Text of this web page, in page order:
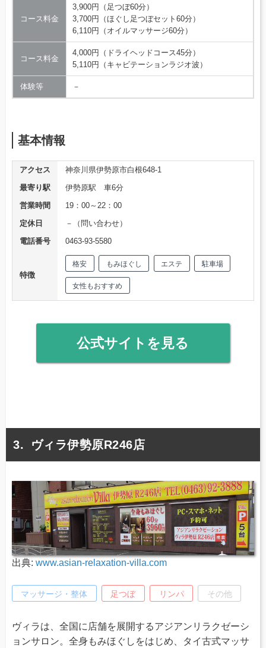
コース料金
3,900円（足つぼ60分）
3,700円（ほぐし足つぼセット60分）
6,110円（オイルマッサージ60分）
コース料金
4,000円（ドライヘッドコース45分）
5,110円（キャビテーションラジオ波）
体験等 －
基本情報
アクセス
神奈川県伊勢原市白根648-1
最寄り駅
伊勢原駅 車6分
営業時間
19：00～22：00
定休日
－（問い合わせ）
電話番号
0463-93-5580
特徴
格安 もみほぐし エステ 駐車場
女性もおすすめ
公式サイトを見る
ヴィラ伊勢原R246店
出典: www.asian-relaxation-villa.com
マッサージ・整体 足つぼ リンパ その他
ヴィラは、全国に店舗を展開するアジアンリラクゼーシ
ョンサロン。全身もみほぐしをはじめ、タイ古式マッサ